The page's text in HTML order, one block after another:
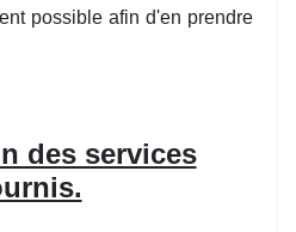
possible afin d'en prendre
des services